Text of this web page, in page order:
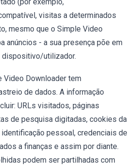
visitas a determinados
mesmo que o Simple Video
anúncios - a sua presença põe em
dispositivo/utilizador.
Video Downloader tem
de dados. A informação
URLs visitados, páginas
de pesquisa digitadas, cookies da
pessoal, credenciais de
a finanças e assim por diante.
podem ser partilhadas com